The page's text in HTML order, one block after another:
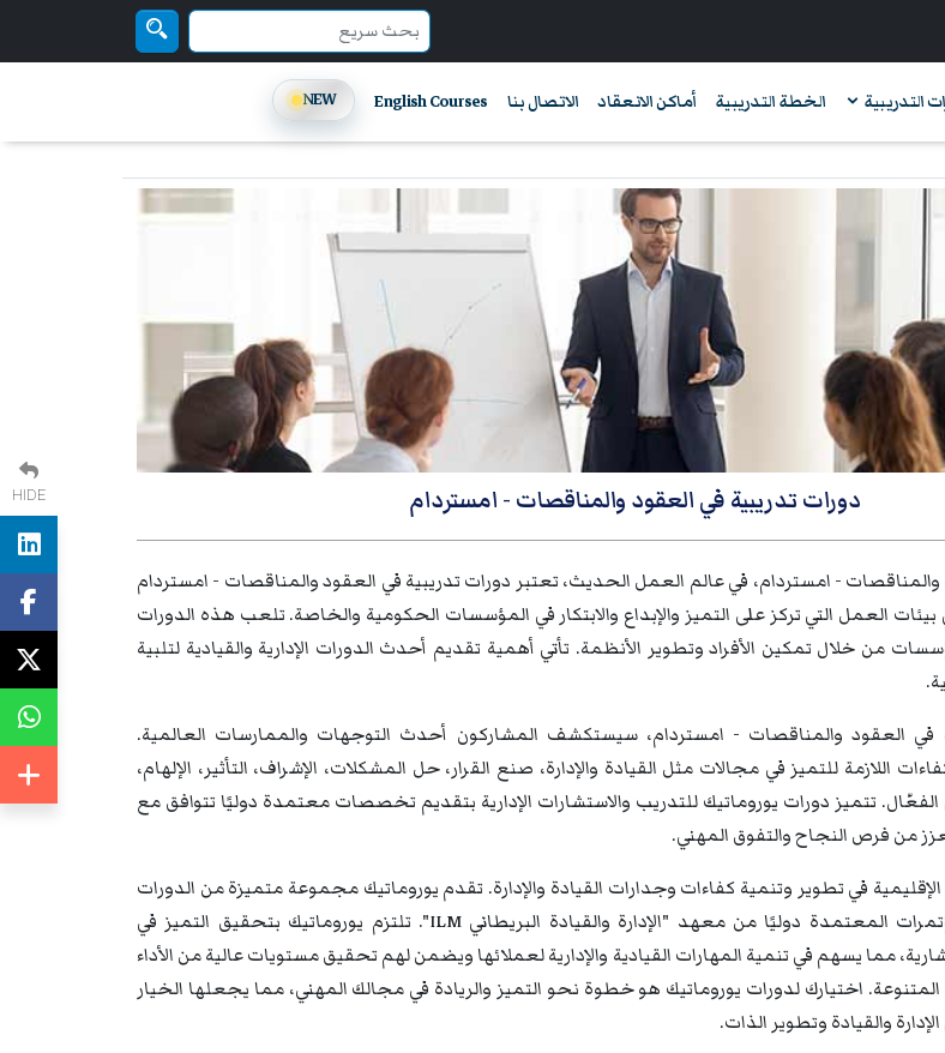
التدريبية الخطة التدريبية أماكن الانعقاد الاتصال بنا English Courses
NEW
دورات تدريبية في العقود والمناقصات - امستردام
والمناقصات - امستردام، في عالم العمل الحديث، تعتبر دورات تدريبية في العقود والمناقصات - امستردام
العمل التي تركز على التميز والإبداع والابتكار في المؤسسات الحكومية والخاصة. تلعب هذه الدورات
من خلال تمكين الأفراد وتطوير الأنظمة. تأتي أهمية تقديم أحدث الدورات الإدارية والقيادية لتلبية
في العقود والمناقصات - امستردام، سيستكشف المشاركون أحدث التوجهات والممارسات العالمية.
اللازمة للتميز في مجالات مثل القيادة والإدارة، صنع القرار، حل المشكلات، الإشراف، التأثير، الإلهام،
الفعّال. تتميز دورات يوروماتيك للتدريب والاستشارات الإدارية بتقديم تخصصات معتمدة دوليًا تتوافق مع
من فرص النجاح والتفوق المهني.
الإقليمية في تطوير وتنمية كفاءات وجدارات القيادة والإدارة. تقدم يوروماتيك مجموعة متميزة من الدورات
التدريبية والندوات والمؤتمرات المعتمدة دوليًا من معهد "الإدارة والقيادة البريطاني ILM". تلتزم يوروماتيك بتحقيق التميز في
مما يسهم في تنمية المهارات القيادية والإدارية لعملائها ويضمن لهم تحقيق مستويات عالية من الأداء
اختيارك لدورات يوروماتيك هو خطوة نحو التميز والريادة في مجالك المهني، مما يجعلها الخيار
والقيادة وتطوير الذات.
HIDE